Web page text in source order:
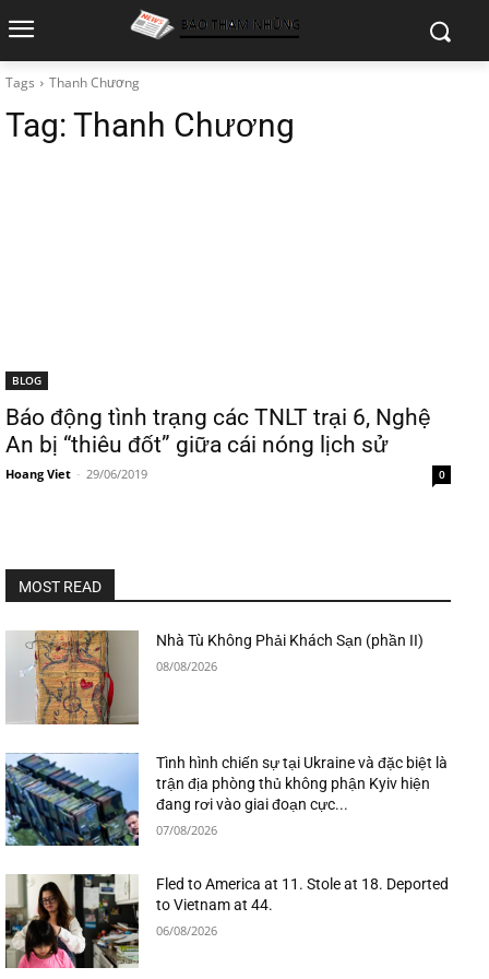
Tags Thanh Chương
Tag: Thanh Chương
BLOG
Báo động tình trạng các TNLT trại 6, Nghệ
An bị “thiêu đốt” giữa cái nóng lịch sử
Hoang Viet - 29/06/2019 0
MOST READ
Nhà Tù Không Phải Khách Sạn (phần II)
08/08/2026
Tình hình chiến sự tại Ukraine và đặc biệt là
trận địa phòng thủ không phận Kyiv hiện
đang rơi vào giai đoạn cực...
07/08/2026
Fled to America at 11. Stole at 18. Deported
to Vietnam at 44.
06/08/2026